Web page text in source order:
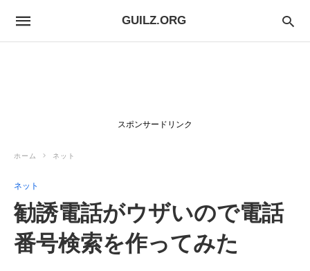
GUILZ.ORG
スポンサードリンク
ホーム ネット
ネット
勧誘電話がウザいので電話
番号検索を作ってみた